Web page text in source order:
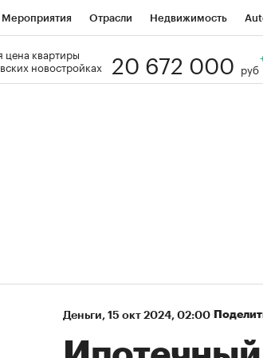
Мероприятия Отрасли Недвижимость
цена квартиры
новостройках
20 672 000 руб
Деньги⁠, 15 окт 2024, 02:00